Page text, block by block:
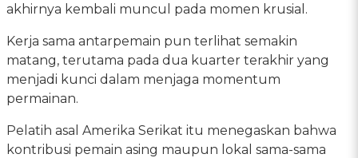
akhirnya kembali muncul pada momen krusial.
Kerja sama antarpemain pun terlihat semakin
matang, terutama pada dua kuarter terakhir yang
menjadi kunci dalam menjaga momentum
permainan.
Pelatih asal Amerika Serikat itu menegaskan bahwa
kontribusi pemain asing maupun lokal sama-sama